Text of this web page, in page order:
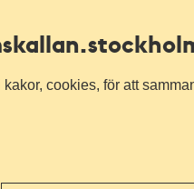
cookies, för att